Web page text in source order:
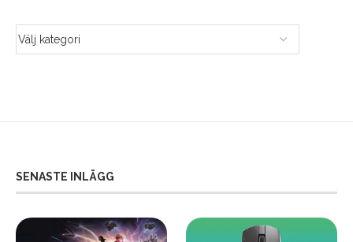
SENASTE INLÄGG